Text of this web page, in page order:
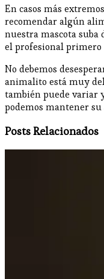
En casos más
recomendar algún
nuestra mascota suba
el profesional primero
No debemos
animalito está muy
también puede variar
podemos mantener
Posts Relacionados